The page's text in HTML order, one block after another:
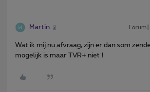
Martin
Wat ik mij nu afvraag, zijn er dan som
mogelijk is maar TVR+ niet ❗️